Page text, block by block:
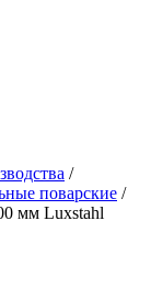
/
поварские /
мм Luxstahl